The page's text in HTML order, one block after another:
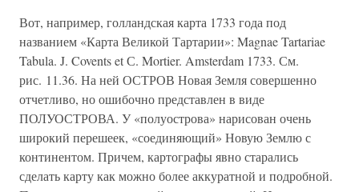
Вот, например, голландская карта 1733 года под
названием «Карта Великой Тартарии»: Magnae Tartariae
Tabula. J. Covents et С. Mortier. Amsterdam 1733. См.
рис. 11.36. На ней ОСТРОВ Новая Земля совершенно
отчетливо, но ошибочно представлен в виде
ПОЛУОСТРОВА. У «полуострова» нарисован очень
широкий перешеек, «соединяющий» Новую Землю с
континентом. Причем, картографы явно старались
сделать карту как можно более аккуратной и подробной.